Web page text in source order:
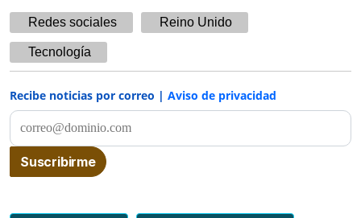
Redes sociales Reino Unido
Tecnología
Recibe noticias por correo | Aviso de privacidad